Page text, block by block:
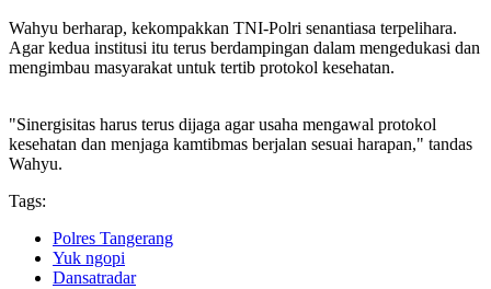
Wahyu berharap, kekompakkan TNI-Polri senantiasa terpelihara.
Agar kedua institusi itu terus berdampingan dalam mengedukasi dan
mengimbau masyarakat untuk tertib protokol kesehatan.
"Sinergisitas harus terus dijaga agar usaha mengawal protokol
kesehatan dan menjaga kamtibmas berjalan sesuai harapan," tandas
Wahyu.
Tags:
Polres Tangerang
Yuk ngopi
Dansatradar